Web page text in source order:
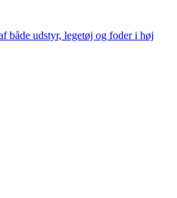
både udstyr, legetøj og foder i høj